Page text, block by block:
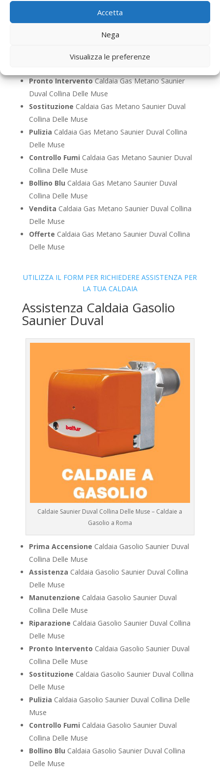
Accetta
Nega
Visualizza le preferenze
RiparazioneCaldaia Gas Metano Saunier Duval
Pronto InterventoCaldaia Gas Metano Saunier
Duval Collina Delle Muse
Sostituzione Caldaia Gas Metano Saunier Duval
Collina Delle Muse
Pulizia Caldaia Gas Metano Saunier Duval Collina
Delle Muse
Controllo Fumi Caldaia Gas Metano Saunier Duval
Collina Delle Muse
Bollino Blu Caldaia Gas Metano Saunier Duval
Collina Delle Muse
Vendita Caldaia Gas Metano Saunier Duval Collina
Delle Muse
Offerte Caldaia Gas Metano Saunier Duval Collina
Delle Muse
UTILIZZA IL FORM PER RICHIEDERE ASSISTENZA PER
LA TUA CALDAIA
Assistenza Caldaia Gasolio
Saunier Duval
Caldaie Saunier Duval Collina Delle Muse – Caldaie a
Gasolio a Roma
Prima Accensione Caldaia Gasolio Saunier Duval
Collina Delle Muse
Assistenza Caldaia Gasolio Saunier Duval Collina
Delle Muse
Manutenzione Caldaia Gasolio Saunier Duval
Collina Delle Muse
Riparazione Caldaia Gasolio Saunier Duval Collina
Delle Muse
Pronto Intervento Caldaia Gasolio Saunier Duval
Collina Delle Muse
Sostituzione Caldaia Gasolio Saunier Duval Collina
Delle Muse
Pulizia Caldaia Gasolio Saunier Duval Collina Delle
Muse
Controllo Fumi Caldaia Gasolio Saunier Duval
Collina Delle Muse
Bollino Blu Caldaia Gasolio Saunier Duval Collina
Delle Muse